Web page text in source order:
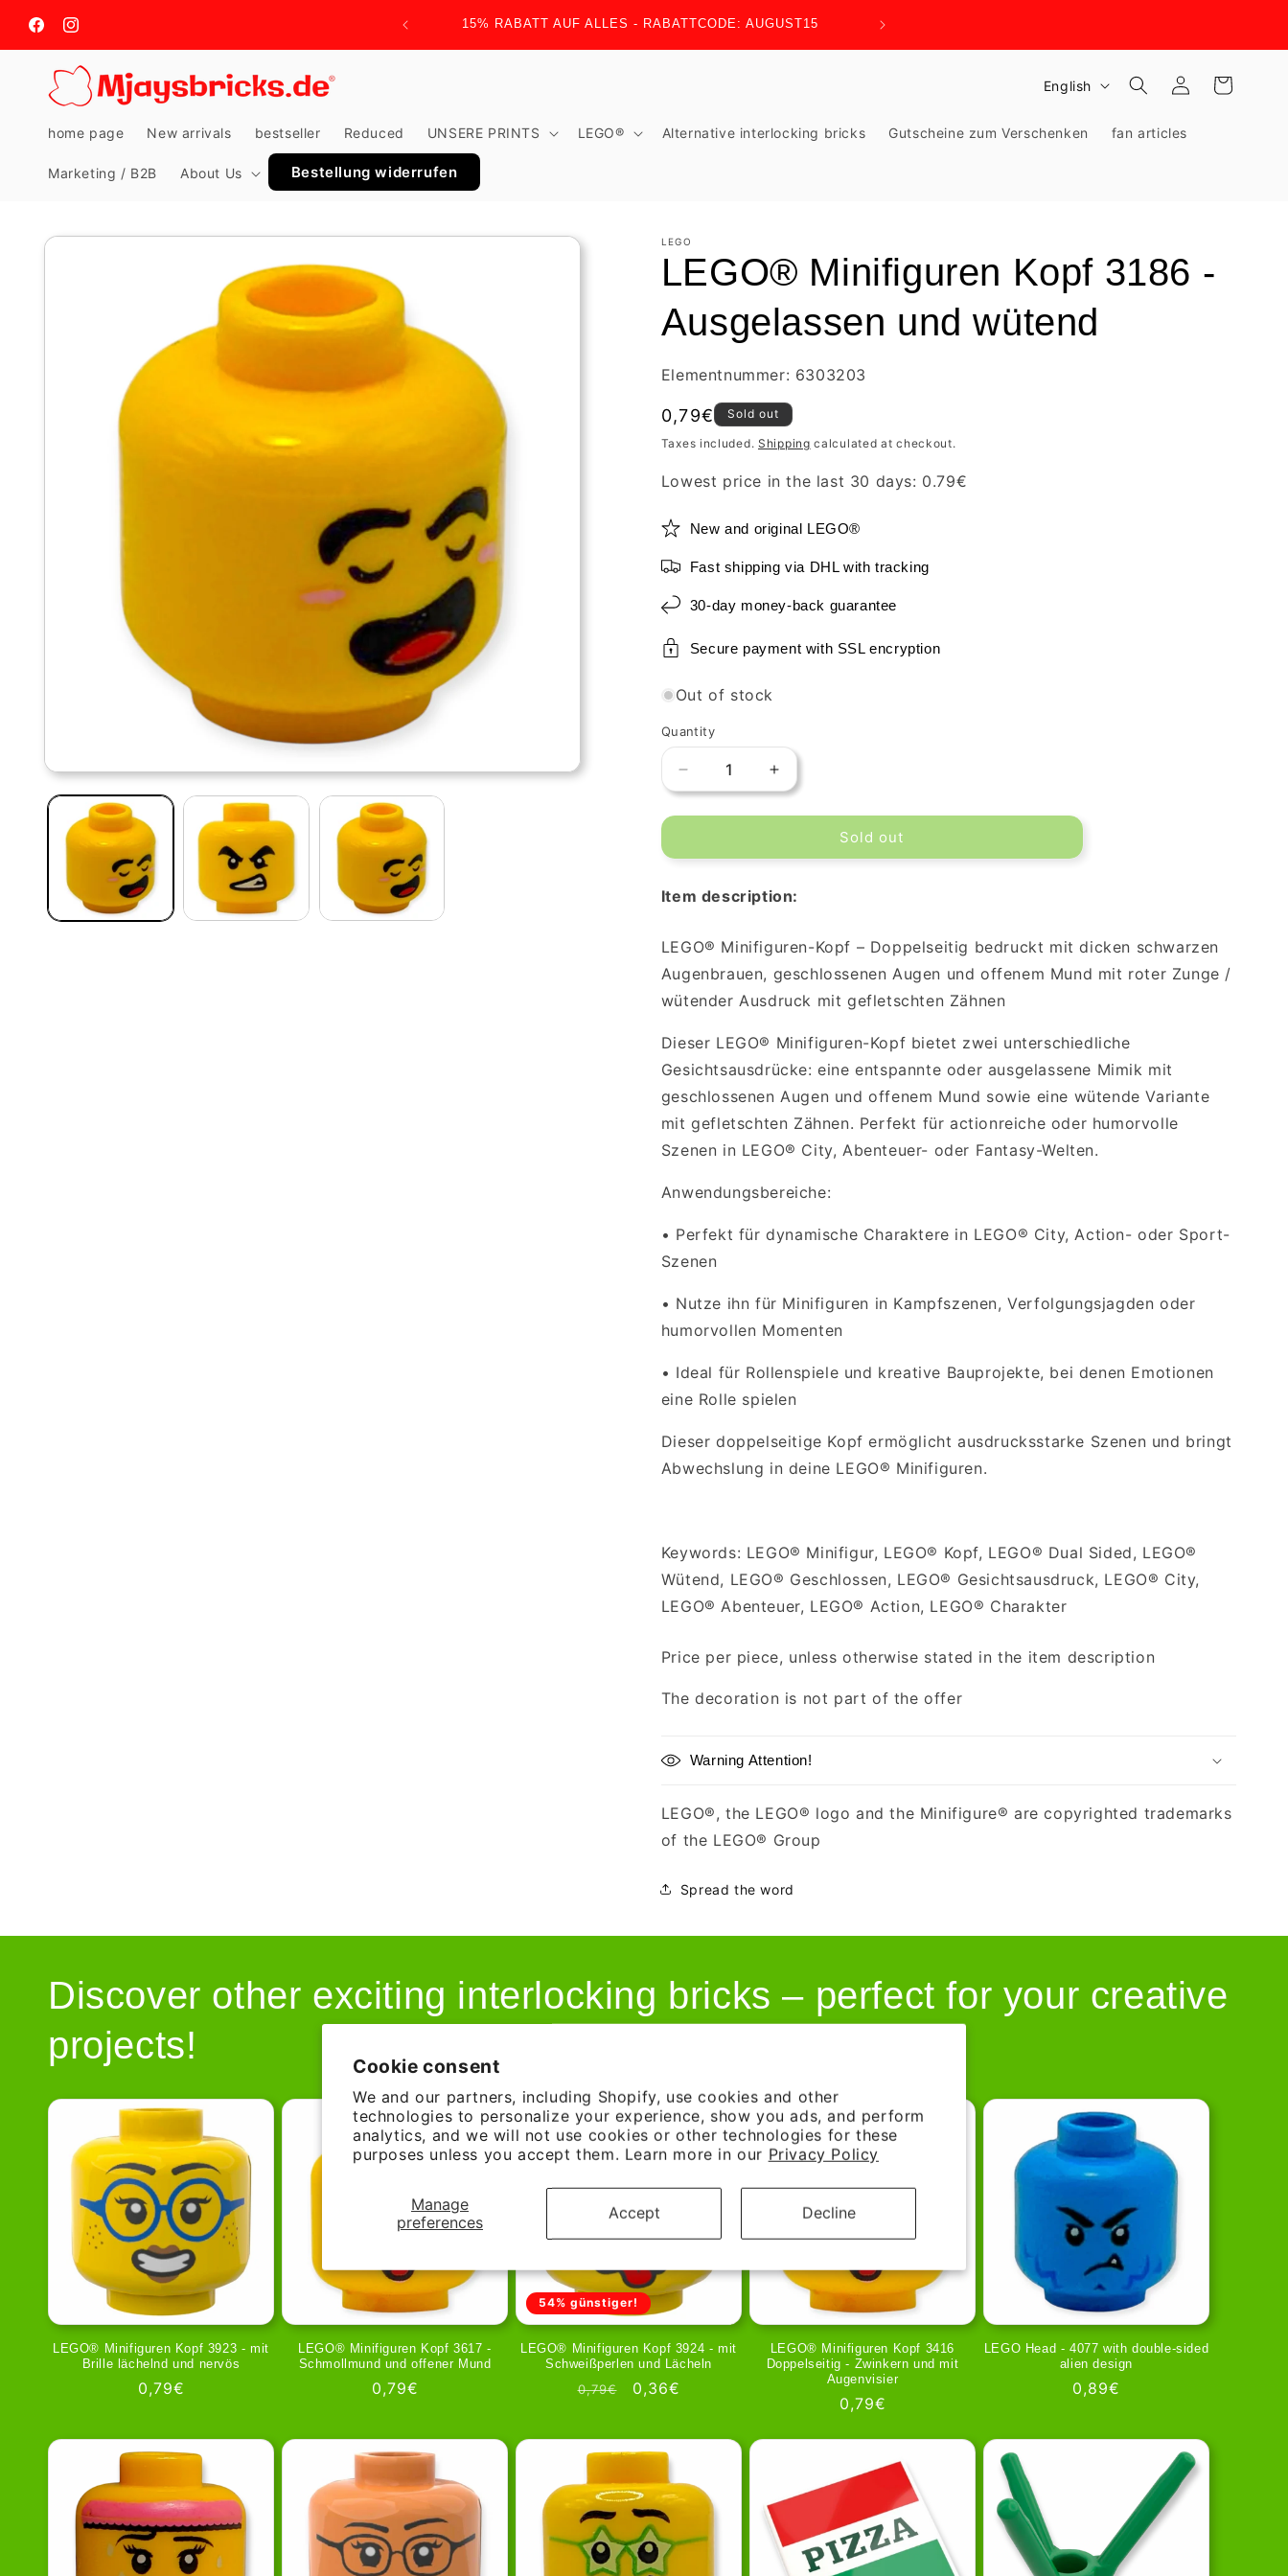
Cookie consent
We and our partners, including Shopify, use cookies and other
technologies to personalize your experience, show you ads, and perform
analytics, and we will not use cookies or other technologies for these
purposes unless you accept them. Learn more in our Privacy Policy
Manage
preferences
Accept Decline
content
FacebookInstagram
15% RABATT AUF ALLES - RABATTCODE: AUGUST15
home page New arrivals bestseller Reduced UNSERE PRINTS LEGO® Alternative interlocking bricks Gutscheine zum Verschenken fan articles
Marketing / B2B About Us Bestellung widerrufen
n
g
e
English
Log
in
Cart
Skip to
LEGO
LEGO® Minifiguren Kopf 3186 -
Ausgelassen und wütend
Elementnummer: 6303203
Regular
price
0,79€ Sold out
Taxes included. Shipping calculated at checkout.
Lowest price in the last 30 days: 0.79€
New and original LEGO®
Fast shipping via DHL with tracking
30-day money-back guarantee
Secure payment with SSL encryption
Out of stock
Quantity
Decrease
quantity
for
Minifiguren
3186
Ausgelassen
und
wütend
Increase
quantity
for
Minifiguren
3186
Ausgelassen
und
wütend
Sold out
Item description:
LEGO® Minifiguren-Kopf – Doppelseitig bedruckt mit dicken schwarzen
Augenbrauen, geschlossenen Augen und offenem Mund mit roter Zunge /
wütender Ausdruck mit gefletschten Zähnen
Dieser LEGO® Minifiguren-Kopf bietet zwei unterschiedliche
Gesichtsausdrücke: eine entspannte oder ausgelassene Mimik mit
geschlossenen Augen und offenem Mund sowie eine wütende Variante
mit gefletschten Zähnen. Perfekt für actionreiche oder humorvolle
Szenen in LEGO® City, Abenteuer- oder Fantasy-Welten.
Anwendungsbereiche:
• Perfekt für dynamische Charaktere in LEGO® City, Action- oder Sport-
Szenen
• Nutze ihn für Minifiguren in Kampfszenen, Verfolgungsjagden oder
humorvollen Momenten
• Ideal für Rollenspiele und kreative Bauprojekte, bei denen Emotionen
eine Rolle spielen
Dieser doppelseitige Kopf ermöglicht ausdrucksstarke Szenen und bringt
Abwechslung in deine LEGO® Minifiguren.
Keywords: LEGO® Minifigur, LEGO® Kopf, LEGO® Dual Sided, LEGO®
Wütend, LEGO® Geschlossen, LEGO® Gesichtsausdruck, LEGO® City,
LEGO® Abenteuer, LEGO® Action, LEGO® Charakter
Price per piece, unless otherwise stated in the item description
The decoration is not part of the offer
Warning Attention!
LEGO®, the LEGO® logo and the Minifigure® are copyrighted trademarks
of the LEGO® Group
Spread the word
Discover other exciting interlocking bricks – perfect for your creative
projects!
LEGO® Minifiguren Kopf 3923 - mit
Brille lächelnd und nervös
Regular
0,79€
LEGO® Minifiguren Kopf 3617 -
Schmollmund und offener Mund
Regular
0,79€
54% günstiger!
LEGO® Minifiguren Kopf 3924 - mit
Schweißperlen und Lächeln
Regular
0,79€
Sale
0,36€
LEGO® Minifiguren Kopf 3416
Doppelseitig - Zwinkern und mit
Augenvisier
Regular
0,79€
LEGO Head - 4077 with double-sided
alien design
Regular
0,89€